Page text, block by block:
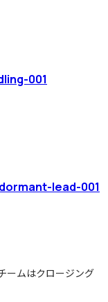
001
lead-001
ームはクロージング